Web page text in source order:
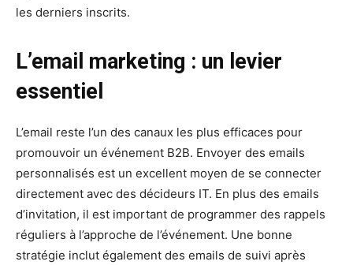
les derniers inscrits.
L’email marketing : un levier
essentiel
L’email reste l’un des canaux les plus efficaces pour
promouvoir un événement B2B. Envoyer des emails
personnalisés est un excellent moyen de se connecter
directement avec des décideurs IT. En plus des emails
d’invitation, il est important de programmer des rappels
réguliers à l’approche de l’événement. Une bonne
stratégie inclut également des emails de suivi après